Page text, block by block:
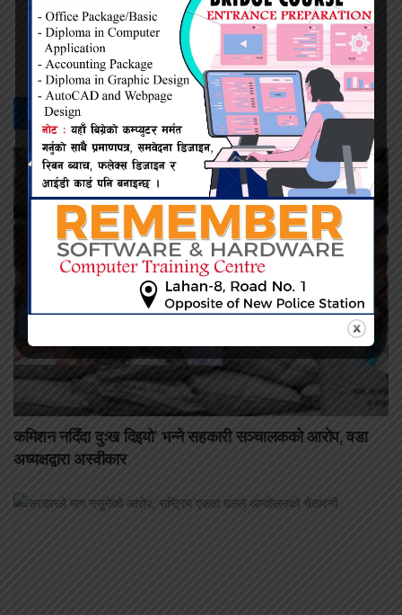
प्रदिप सिंह
सम्बन्धित -
कमिशन नदिँदा दुःख दिइयो’ भन्ने सहकारी सञ्चालकको आरोप, वडा
अध्यक्षद्वारा अस्वीकार